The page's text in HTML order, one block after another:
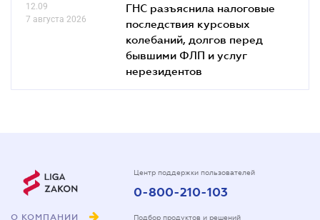
12.09
7 августа 2026
ГНС разъяснила налоговые
последствия курсовых
колебаний, долгов перед
бывшими ФЛП и услуг
нерезидентов
О КОМПАНИИ
Центр поддержки пользователей
0-800-210-103
Подбор продуктов и решений